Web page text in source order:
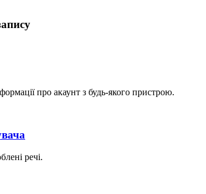
про акаунт з будь-якого пристрою.
речі.